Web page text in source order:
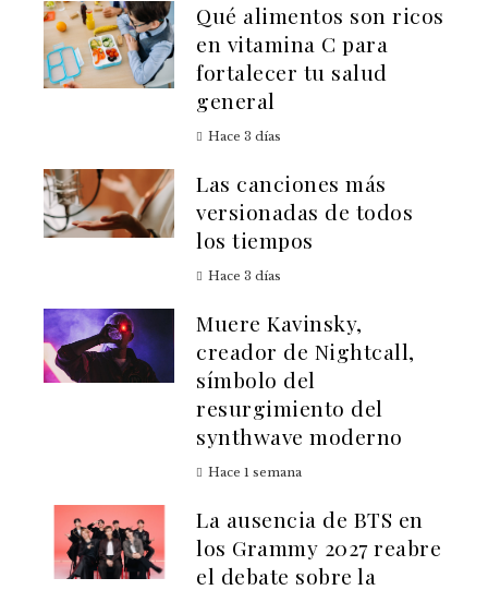
Qué alimentos son ricos
en vitamina C para
fortalecer tu salud
general
Hace 3 días
Las canciones más
versionadas de todos
los tiempos
Hace 3 días
Muere Kavinsky,
creador de Nightcall,
símbolo del
resurgimiento del
synthwave moderno
Hace 1 semana
La ausencia de BTS en
los Grammy 2027 reabre
el debate sobre la